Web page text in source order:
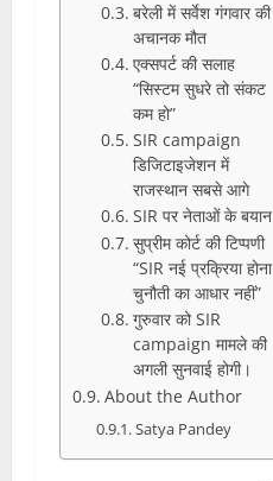
बरेली में सर्वेश गंगवार की
अचानक मौत
एक्सपर्ट की सलाह
“सिस्टम सुधरे तो संकट
कम हो”
SIR campaign
डिजिटाइजेशन में
राजस्थान सबसे आगे
SIR पर नेताओं के बयान
सुप्रीम कोर्ट की टिप्पणी
“SIR नई प्रक्रिया होना
चुनौती का आधार नहीं”
गुरुवार को SIR
campaign मामले की
अगली सुनवाई होगी।
About the Author
Satya Pandey